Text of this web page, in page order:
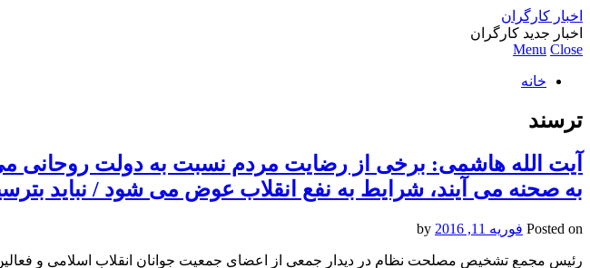
اخبار کارگران
اخبار جدید کارگران
Menu Close
خانه
ترسند
آیت الله هاشمی: برخی از رضایت مردم نسبت به دولت روحانی
به صحنه می آیند، شرایط به نفع انقلاب عوض می شود / نباید
Posted on فوریه 11, 2016